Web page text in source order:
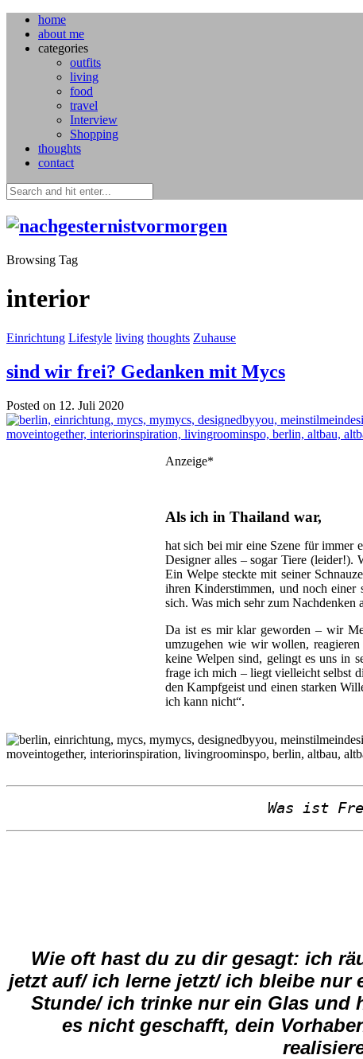
home
about me
categories
outfits
living
food
travel
Interview
Shopping
thoughts
contact
Browsing Tag
interior
Einrichtung Lifestyle living thoughts Zuhause
sind wir frei? Gedanken mit Mycs
Posted on 12. Juli 2020
Anzeige*
Als ich in Thailand war,
hat sich bei mir eine Szene für immer
Designer alles – sogar Tiere (leider!).
Ein Welpe steckte mit seiner
ihren Kinderstimmen, und noch
sich. Was mich sehr zum Nachdenken
Da ist es mir klar geworden – wir
umzugehen wie wir wollen,
keine Welpen sind, gelingt es uns in
frage ich mich – liegt vielleicht selbst
den Kampfgeist und einen starken
ich kann nicht“.
Was ist
Wie oft hast du zu dir gesagt: ich
jetzt auf/ ich lerne jetzt/ ich bleibe nur
Stunde/ ich trinke nur ein Glas und
es nicht geschafft, dein